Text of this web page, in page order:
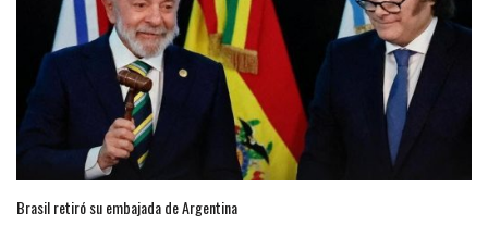
Brasil retiró su embajada de Argentina